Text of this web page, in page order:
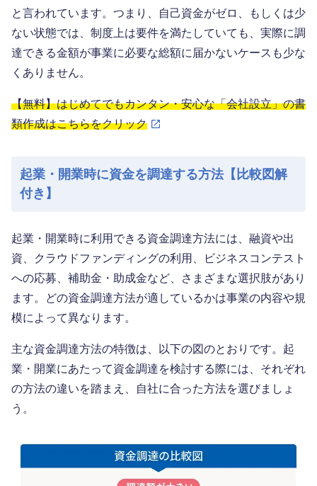
と言われています。つまり、自己資金がゼロ、もしくは少
ない状態では、制度上は要件を満たしていても、実際に調
達できる金額が事業に必要な総額に届かないケースも少な
くありません。
【無料】はじめてでもカンタン・安心な「会社設立」の書
類作成はこちらをクリック
起業・開業時に資金を調達する方法【比較図解
付き】
起業・開業時に利用できる資金調達方法には、融資や出
資、クラウドファンディングの利用、ビジネスコンテスト
への応募、補助金・助成金など、さまざまな選択肢があり
ます。どの資金調達方法が適しているかは事業の内容や規
模によって異なります。
主な資金調達方法の特徴は、以下の図のとおりです。起
業・開業にあたって資金調達を検討する際には、それぞれ
の方法の違いを踏まえ、自社に合った方法を選びましょ
う。